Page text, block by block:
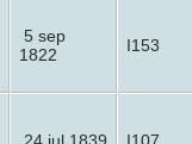
5 sep
1822
I153
24 jul 1839 I107